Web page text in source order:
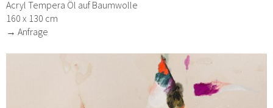
Acryl Tempera Öl auf Baumwolle
160 x 130 cm
→ Anfrage